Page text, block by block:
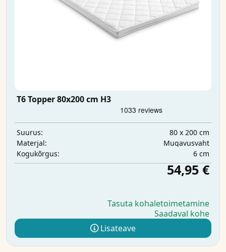
T6 Topper 80x200 cm H3
Suurus:
80 x 200 cm
Materjal:
Mugavusvaht
Kogukõrgus:
6 cm
54,95 €
Tasuta kohaletoimetamine
Saadaval kohe
Lisateave